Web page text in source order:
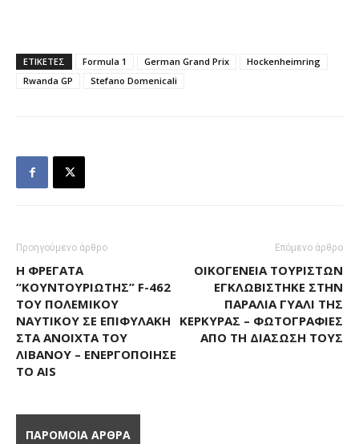
ΕΤΙΚΕΤΕΣ Formula 1 German Grand Prix
Hockenheimring
Rwanda GP
Stefano Domenicali
Προηγούμενο άρθρο
Η ΦΡΕΓΆΤΑ
“ΚΟΥΝΤΟΥΡΙΏΤΗΣ” F-462
ΤΟΥ ΠΟΛΕΜΙΚΟΎ
ΝΑΥΤΙΚΟΎ ΣΕ ΕΠΙΦΥΛΑΚΉ
ΣΤΑ ΑΝΟΙΧΤΆ ΤΟΥ
ΛΙΒΆΝΟΥ – ΕΝΕΡΓΟΠΟΊΗΣΕ
ΤΟ AIS
Επόμενο άρθρο
ΟΙΚΟΓΈΝΕΙΑ ΤΟΥΡΙΣΤΏΝ
ΕΓΚΛΩΒΊΣΤΗΚΕ ΣΤΗΝ
ΠΑΡΑΛΊΑ ΓΥΑΛΊ ΤΗΣ
ΚΈΡΚΥΡΑΣ – ΦΩΤΟΓΡΑΦΊΕΣ
ΑΠΌ ΤΗ ΔΙΆΣΩΣΉ ΤΟΥΣ
ΠΑΡΟΜΟΙΑ ΑΡΘΡΑ